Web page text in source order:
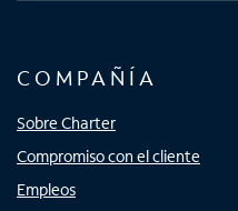
COMPAÑÍA
Sobre Charter
Compromiso con el cliente
Empleos